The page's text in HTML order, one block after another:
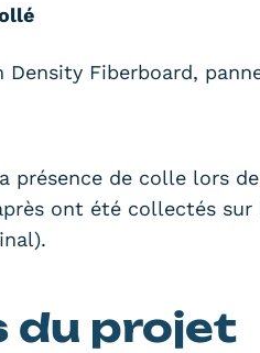
Density Fiberboard,
présence de colle lors
ont été collectés
du projet